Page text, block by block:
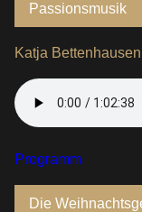
Katja
Programm
Die